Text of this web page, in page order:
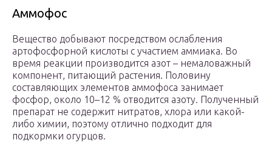
Аммофос
Вещество добывают посредством ослабления
артофосфорной кислоты с участием аммиака. Во
время реакции производится азот – немаловажный
компонент, питающий растения. Половину
составляющих элементов аммофоса занимает
фосфор, около 10–12 % отводится азоту. Полученный
препарат не содержит нитратов, хлора или какой-
либо химии, поэтому отлично подходит для
подкормки огурцов.